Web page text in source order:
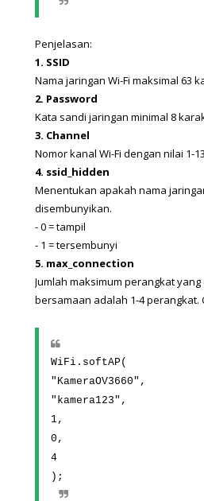
Penjelasan:
1. SSID
Nama jaringan Wi-Fi maksimal 63
2. Password
Kata sandi jaringan minimal 8
3. Channel
Nomor kanal Wi-Fi dengan nilai 1-13
4. ssid_hidden
Menentukan apakah nama
disembunyikan.
- 0 = tampil
- 1 = tersembunyi
5. max_connection
Jumlah maksimum perangkat
bersamaan adalah 1-4 perangkat.
WiFi.softAP(
"KameraOV3660",
"kamera123",
1,
0,
4
);